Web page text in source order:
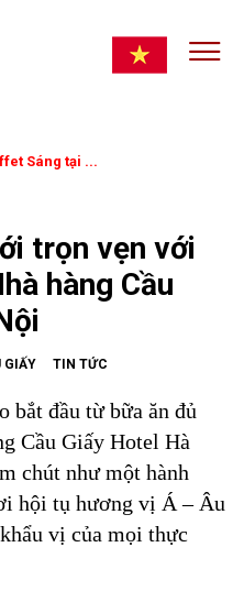
Sáng tại ...
trọn vẹn với
hàng Cầu
GIẤY TIN TỨC
bắt đầu từ bữa ăn đủ
Cầu Giấy Hotel Hà
chút như một hành
hội tụ hương vị Á – Âu
vị của mọi thực